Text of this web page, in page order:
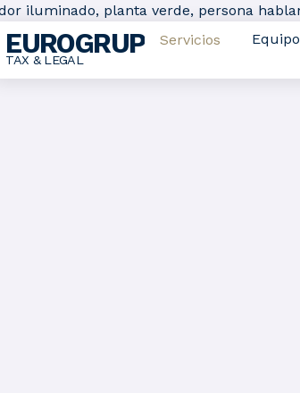
EUROGRUP
TAX & LEGAL
Servicios Equipo